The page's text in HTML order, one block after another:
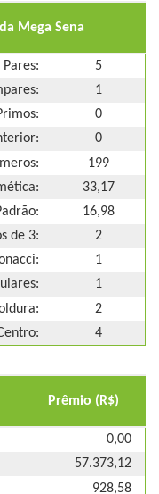
Mega Sena
5
1
0
0
199
33,17
16,98
de 3:
2
1
1
2
4
Prêmio (R$)
0,00
57.373,12
928,58